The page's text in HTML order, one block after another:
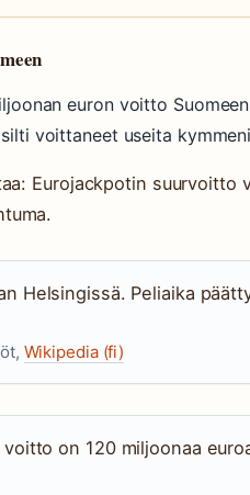
euron voitto
voittaneet useita
Eurojackpotin suurvoitto
Helsingissä. Peliaika
Wikipedia (fi)
voitto on 120 miljoonaa